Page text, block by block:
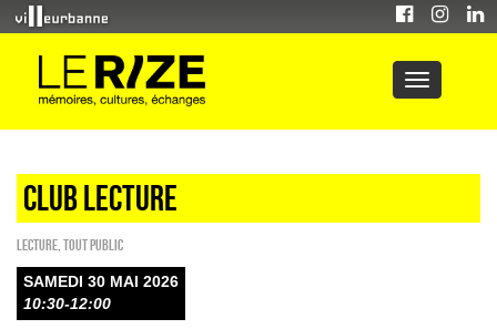
CLUB LECTURE
Lecture Tout public
SAMEDI 30 MAI 2026
10:30-12:00